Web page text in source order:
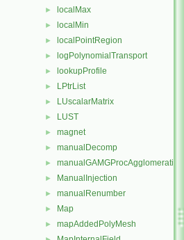
► localMax
► localMin
► localPointRegion
► logPolynomialTransport
► lookupProfile
► LPtrList
► LUscalarMatrix
► LUST
► magnet
► manualDecomp
► manualGAMGProcAgglomeration
► ManualInjection
► manualRenumber
► Map
► mapAddedPolyMesh